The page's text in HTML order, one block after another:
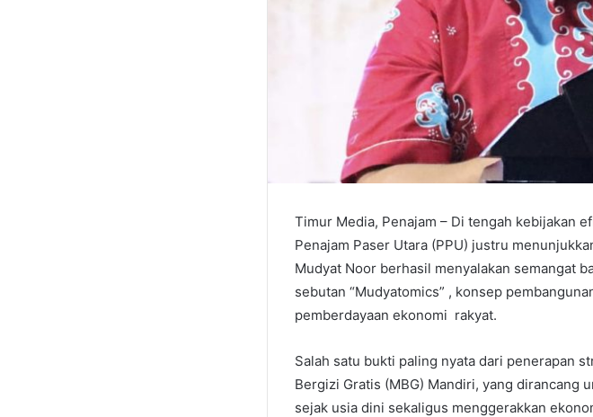
Timur Media, Penajam – Di tengah kebijakan
Penajam Paser Utara (PPU) justru
Mudyat Noor berhasil menyalakan semangat
sebutan “Mudyatomics” , konsep
pemberdayaan ekonomi rakyat.
Salah satu bukti paling nyata dari penerapan
Bergizi Gratis (MBG) Mandiri, yang dirancang
sejak usia dini sekaligus menggerakkan